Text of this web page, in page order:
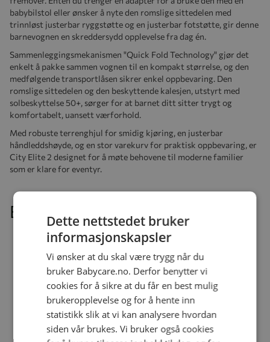
babybilstol eller ønsker å nyte den romslige sittedelen med
trinnløst justerbar ryggstøtte og en justerbar fotstøtte, gir denne
barnevognen en skreddersydd opplevelse fra dag én.
Sammenleggingsmekanismen "Quick Fold Technology" gjør det
enkelt å pakke sammen vognen til en kompakt størrelse, og den
medfølgende transportlåsen sikrer enkel oppbevaring. Den
romslige sittedelen og den beskyttende kalesjen, utstyrt med
solbeskyttelse 50+, sørger for at barnet ditt sitter trygt og
komfortabelt, uansett værforhold.
Med robuste terrenghjul for smidig kjøring, en justerbar
håndleddshøyde, og en stor varekurv for praktisk oppbevaring, er
City Elite 2 designet for å møte behovene til moderne familier
som er klare for eventyr.
Egenskaper:
Robuste terrenghjul for smidig kjøring
Fempunktssele for sikkerhet
Justerbar ryggstøtte og hevet fotstøtte for komfort
Justerbart håndtak i kneledd for enkel håndtering
Stor kalesje med tittehull og solbeskyttelse 50+
Chassis med god fjæring for jevn kjøring
Dette nettstedet bruker
informasjonskapsler
Vi ønsker at du skal være trygg når du
bruker Babycare.no. Derfor benytter vi
cookies for å sikre at du får en best mulig
brukeropplevelse og for å hente inn
statistikk slik at vi kan analysere hvordan
siden vår brukes. Vi bruker også cookies